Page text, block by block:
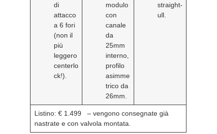
di
attacco
a 6 fori
(non il
più
leggero
centerlo
ck!).
modulo
con
canale
da
25mm
interno,
profilo
asimme
trico da
26mm.
straight-
ull.
Listino: € 1.499 – vengono consegnate già
nastrate e con valvola montata.